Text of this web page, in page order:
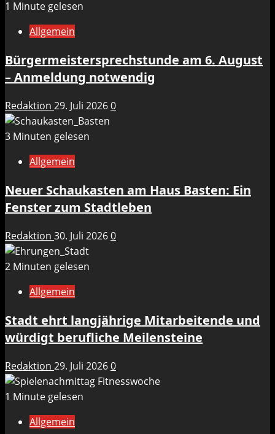
1 Minute gelesen
Allgemein
Bürgermeistersprechstunde am 6. August
– Anmeldung notwendig
Redaktion 29. Juli 20260
3 Minuten gelesen
Allgemein
Neuer Schaukasten am Haus Basten: Ein
Fenster zum Stadtleben
Redaktion 30. Juli 20260
2 Minuten gelesen
Allgemein
Stadt ehrt langjährige Mitarbeitende und
würdigt berufliche Meilensteine
Redaktion 29. Juli 20260
1 Minute gelesen
Allgemein